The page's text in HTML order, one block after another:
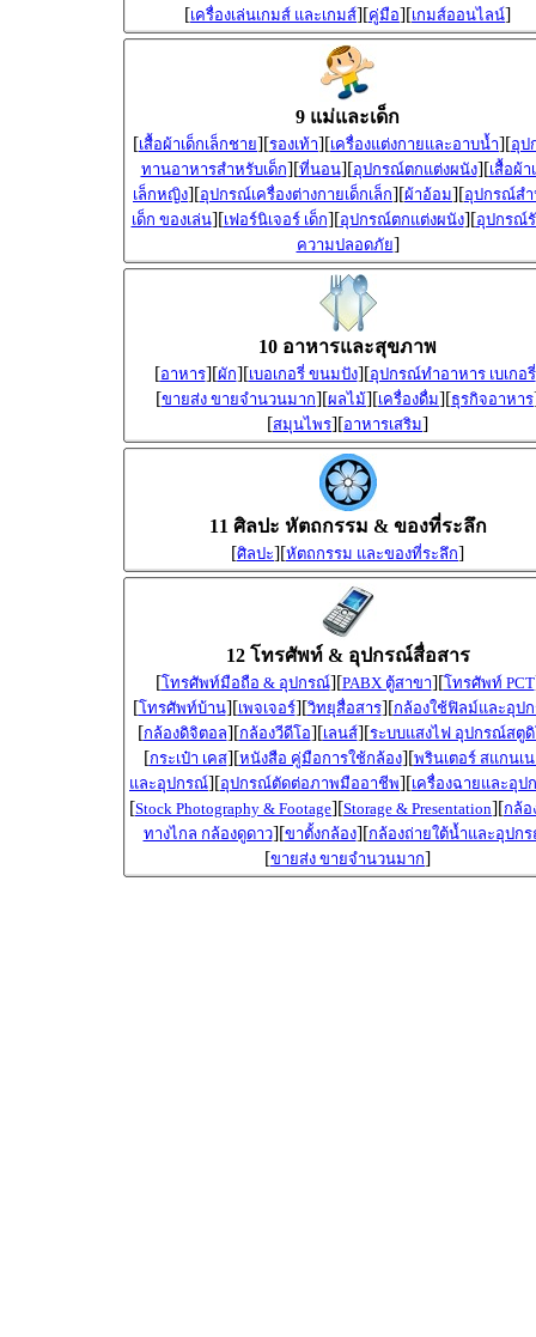
[เครื่องเล่นเกมส์ และเกมส์][คู่มือ][เกมส์ออนไลน์]
9 แม่และเด็ก
[เสื้อผ้าเด็กเล็กชาย][รองเท้า][เครื่องแต่งกายและอาบน้ำ][อุป
ทานอาหารสำหรับเด็ก][ที่นอน][อุปกรณ์ตกแต่งผนัง][เสื้อผ้า
เล็กหญิง][อุปกรณ์เครื่องต่างกายเด็กเล็ก][ผ้าอ้อม][อุปกรณ์ส
เด็ก ของเล่น][เฟอร์นิเจอร์ เด็ก][อุปกรณ์ตกแต่งผนัง][อุปกรณ์
ความปลอดภัย]
10 อาหารและสุขภาพ
[อาหาร][ผัก][เบอเกอรี่ ขนมปัง][อุปกรณ์ทำอาหาร เบเกอรี่
[ขายส่ง ขายจำนวนมาก][ผลไม้][เครื่องดื่ม][ธุรกิจอาหาร
[สมุนไพร][อาหารเสริม]
11 ศิลปะ หัตถกรรม & ของที่ระลึก
[ศิลปะ][หัตถกรรม และของที่ระลึก]
12 โทรศัพท์ & อุปกรณ์สื่อสาร
[โทรศัพท์มือถือ & อุปกรณ์][PABX ตู้สาขา][โทรศัพท์ PCT
[โทรศัพท์บ้าน][เพจเจอร์][วิทยุสื่อสาร][กล้องใช้ฟิลม์และอุป
[กล้องดิจิตอล][กล้องวีดีโอ][เลนส์][ระบบแสงไฟ อุปกรณ์สตู
[กระเป๋า เคส][หนังสือ คู่มือการใช้กล้อง][พรินเตอร์ สแกนเ
และอุปกรณ์][อุปกรณ์ตัดต่อภาพมืออาชีพ][เครื่องฉายและอุป
[Stock Photography & Footage][Storage & Presentation][กล้อ
ทางไกล กล้องดูดาว][ขาตั้งกล้อง][กล้องถ่ายใต้น้ำและอุปก
[ขายส่ง ขายจำนวนมาก]